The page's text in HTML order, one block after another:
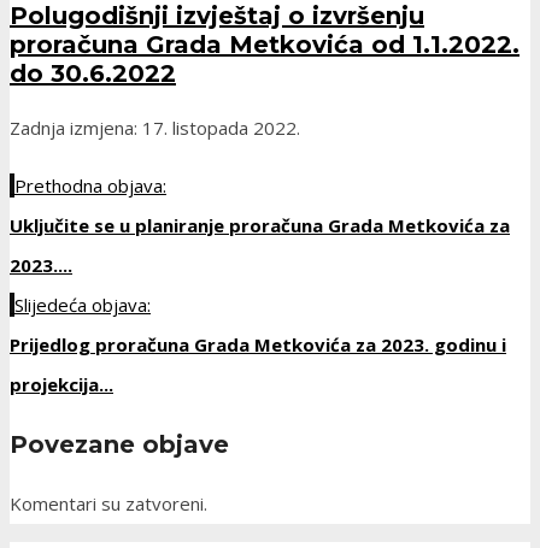
Polugodišnji izvještaj o izvršenju
proračuna Grada Metkovića od 1.1.2022.
do 30.6.2022
Zadnja izmjena: 17. listopada 2022.
Prethodna objava:
Uključite se u planiranje proračuna Grada Metkovića za
2023....
Slijedeća objava:
Prijedlog proračuna Grada Metkovića za 2023. godinu i
projekcija...
Povezane objave
Komentari su zatvoreni.